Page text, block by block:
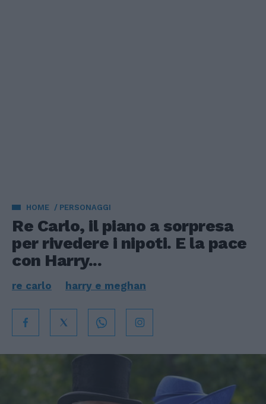
HOME PERSONAGGI
Re Carlo, il piano a sorpresa
per rivedere i nipoti. E la pace
con Harry...
re carlo harry e meghan